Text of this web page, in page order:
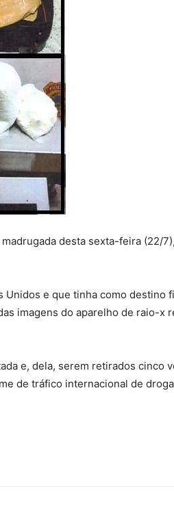
desta sexta-feira (22/
e que tinha como destino
imagens do aparelho de raio-x
e, dela, serem retirados cinco
de tráfico internacional de